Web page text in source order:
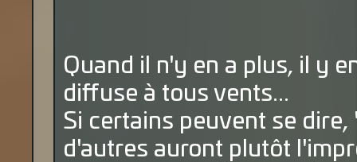
Quand il n'y en a plus, il y
diffuse à tous vents...
Si certains peuvent se
d'autres auront plutôt